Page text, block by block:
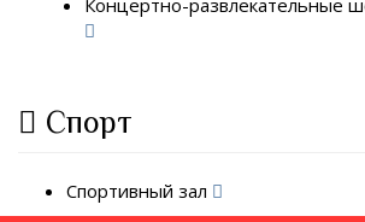
Спорт
Спортивный зал